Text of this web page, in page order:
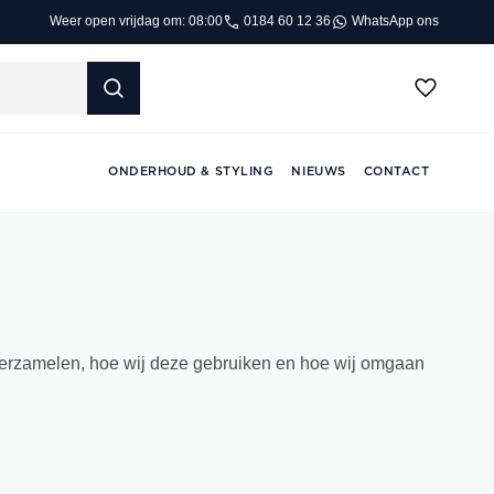
Weer open vrijdag om: 08:00 0184 60 12 36 WhatsApp ons
ONDERHOUD & STYLING NIEUWS CONTACT
hoe wij deze gebruiken en hoe wij omgaan